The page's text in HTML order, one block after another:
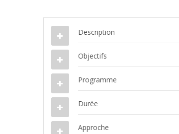
Description
Objectifs
Programme
Durée
Approche